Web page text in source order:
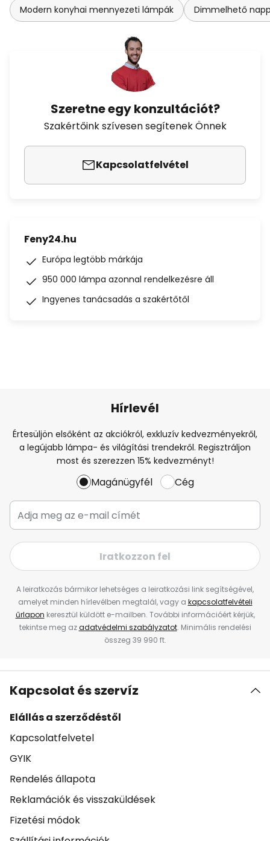
Modern konyhai mennyezeti lámpák Dimmelhető
Szeretne egy konzultációt?
Szakértőink szívesen segítenek Önnek
Kapcsolatfelvétel
Feny24.hu
Európa legtöbb márkája
950 000 lámpa azonnal rendelkezésre áll
Ingyenes tanácsadás a szakértőtől
Hírlevél
Értesüljön elsőként az akciókról, exkluzív kedvezményekről,
a legújabb lámpa- és világítási trendekről. Regisztráljon
most és szerezzen 15% kedvezményt!
Magánügyfél Cég
Iratkozzon fel
A leiratkozás bármikor lehetséges a leiratkozási link segítségével,
amelyet minden hírlevélben megtalál, vagy a kapcsolatfelvételi
űrlapon keresztül küldött e-mailben. További információért kérjük,
tekintse meg azadatvédelmi szabályzatot. Minimális rendelési
összeg 39 990 ft.
Kapcsolat és szervíz
Elállás a szerződéstől
Kapcsolatfelvetel
GYIK
Rendelés állapota
Reklamációk és visszaküldések
Fizetési módok